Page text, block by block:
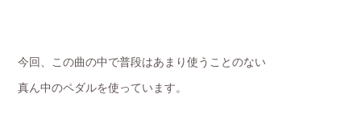
今回、この曲の中で普段はあまり使うことのない
真ん中のペダルを使っています。